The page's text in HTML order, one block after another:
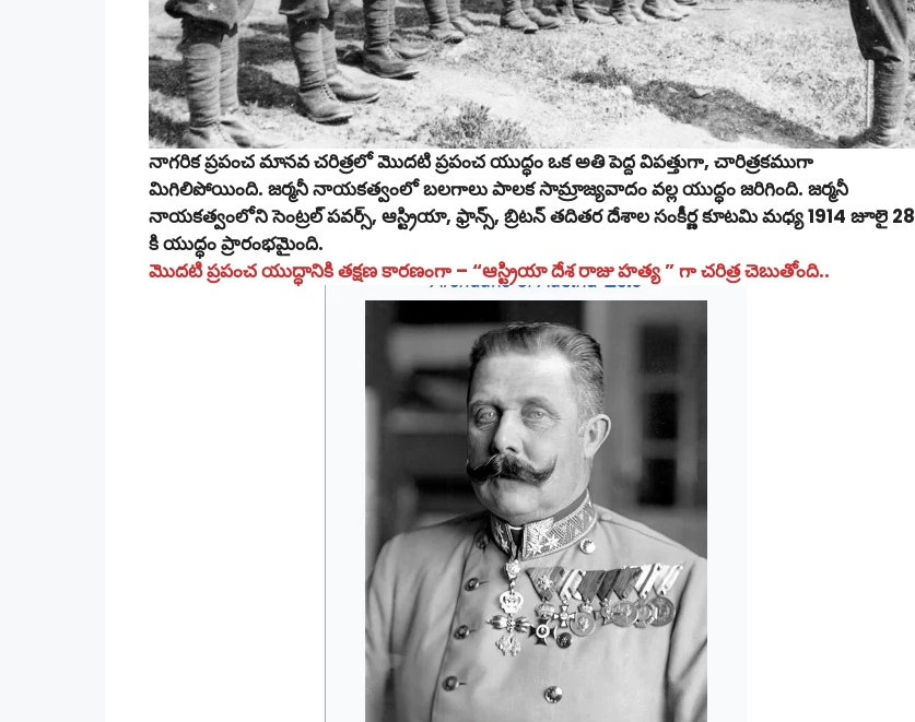
నాగరిక ప్రపంచ మానవ చరిత్రలో మొదటి ప్రపంచ యుద్ధం ఒక అతి పెద్ద విపత్తుగా, చారిత్రకముగా
మిగిలిపోయింది. జర్మనీ నాయకత్వంలో బలగాలు పాలక సామ్రాజ్యవాదం వల్ల యుద్ధం జరిగింది. జర్మనీ
నాయకత్వంలోని సెంట్రల్ పవర్స్, ఆస్ట్రియా, ఫ్రాన్స్, బ్రిటన్ తదితర దేశాల సంకీర్ణ కూటమి మధ్య 1914 జూలై 28
కి యుద్ధం ప్రారంభమైంది.
మొదటి ప్రపంచ యుద్ధానికి తక్షణ కారణంగా – “ఆస్ట్రియా దేశ రాజు హత్య ” గా చరిత్ర చెబుతోంది..